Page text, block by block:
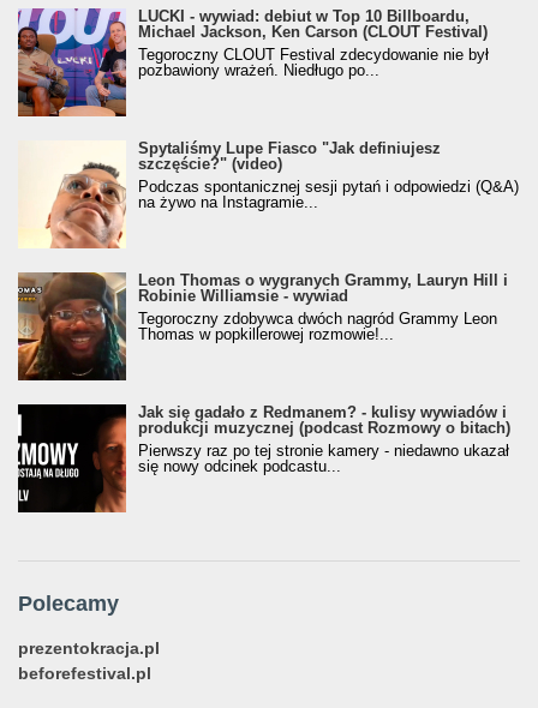
LUCKI - wywiad: debiut w Top 10 Billboardu,
Michael Jackson, Ken Carson (CLOUT Festival)
Tegoroczny CLOUT Festival zdecydowanie nie był
pozbawiony wrażeń. Niedługo po...
Spytaliśmy Lupe Fiasco "Jak definiujesz
szczęście?" (video)
Podczas spontanicznej sesji pytań i odpowiedzi (Q&A)
na żywo na Instagramie...
Leon Thomas o wygranych Grammy, Lauryn Hill i
Robinie Williamsie - wywiad
Tegoroczny zdobywca dwóch nagród Grammy Leon
Thomas w popkillerowej rozmowie!...
Jak się gadało z Redmanem? - kulisy wywiadów i
produkcji muzycznej (podcast Rozmowy o bitach)
Pierwszy raz po tej stronie kamery - niedawno ukazał
się nowy odcinek podcastu...
Polecamy
prezentokracja.pl
beforefestival.pl